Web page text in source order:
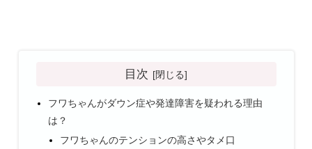
目次
フワちゃんがダウン症や発達障害を疑われる理由
は？
フワちゃんのテンションの高さやタメ口